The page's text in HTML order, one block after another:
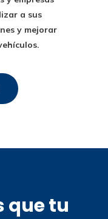
a sus
y mejorar
que tu